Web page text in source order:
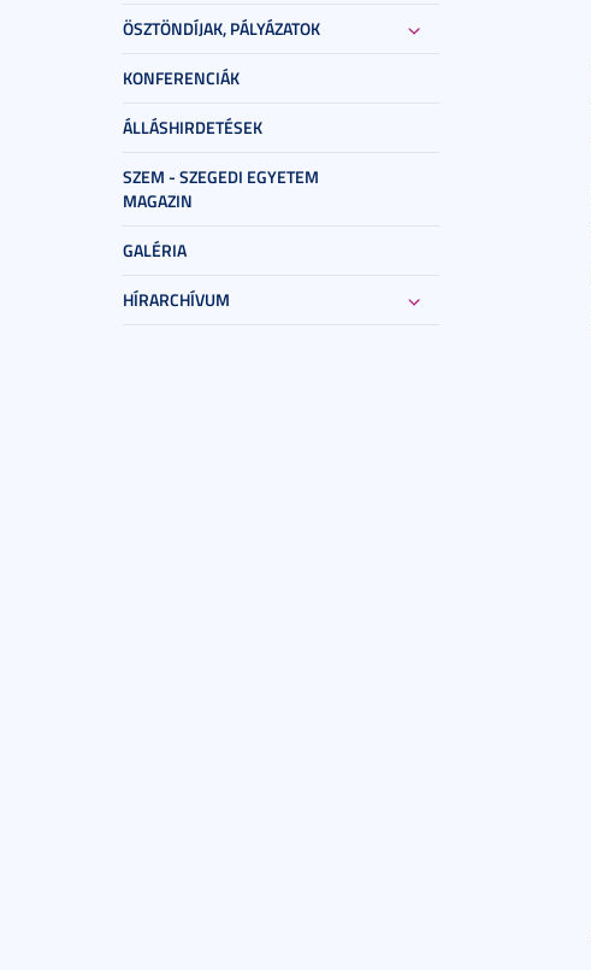
ÖSZTÖNDÍJAK, PÁLYÁZATOK
KONFERENCIÁK
ÁLLÁSHIRDETÉSEK
SZEM - SZEGEDI EGYETEM
MAGAZIN
GALÉRIA
HÍRARCHÍVUM